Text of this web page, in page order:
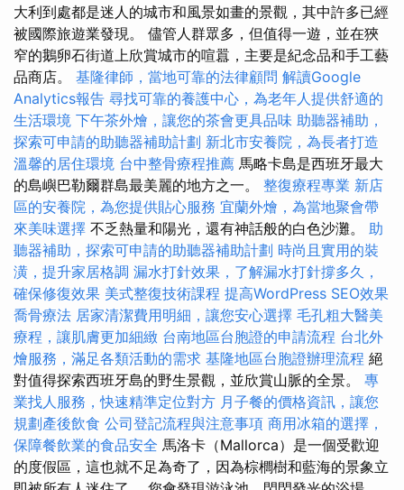
大利到處都是迷人的城市和風景如畫的景觀，其中許多已經
被國際旅遊業發現。 儘管人群眾多，但值得一遊，並在狹
窄的鵝卵石街道上欣賞城市的喧囂，主要是紀念品和手工藝
品商店。 基隆律師，當地可靠的法律顧問 解讀Google
Analytics報告 尋找可靠的養護中心，為老年人提供舒適的
生活環境 下午茶外燴，讓您的茶會更具品味 助聽器補助，
探索可申請的助聽器補助計劃 新北市安養院，為長者打造
溫馨的居住環境 台中整骨療程推薦 馬略卡島是西班牙最大
的島嶼巴勒爾群島最美麗的地方之一。 整復療程專業 新店
區的安養院，為您提供貼心服務 宜蘭外燴，為當地聚會帶
來美味選擇 不乏熱量和陽光，還有神話般的白色沙灘。 助
聽器補助，探索可申請的助聽器補助計劃 時尚且實用的裝
潢，提升家居格調 漏水打針效果，了解漏水打針撐多久，
確保修復效果 美式整復技術課程 提高WordPress SEO效果
喬骨療法 居家清潔費用明細，讓您安心選擇 毛孔粗大醫美
療程，讓肌膚更加細緻 台南地區台胞證的申請流程 台北外
燴服務，滿足各類活動的需求 基隆地區台胞證辦理流程 絕
對值得探索西班牙島的野生景觀，並欣賞山脈的全景。 專
業找人服務，快速精準定位對方 月子餐的價格資訊，讓您
規劃產後飲食 公司登記流程與注意事項 商用冰箱的選擇，
保障餐飲業的食品安全 馬洛卡（Mallorca）是一個受歡迎
的度假區，這也就不足為奇了，因為棕櫚樹和藍海的景象立